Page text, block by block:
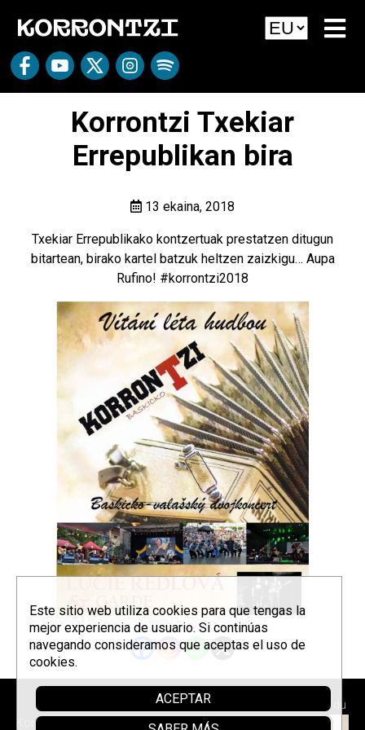
Korrontzi Txekiar
Errepublikan bira
13 ekaina, 2018
Txekiar Errepublikako kontzertuak prestatzen ditugun
bitartean, birako kartel batzuk heltzen zaizkigu… Aupa
Rufino! #korrontzi2018
Korrontzi © 2026 - Tel. (+34) 618
Laguntzen du
Este sitio web utiliza cookies para que tengas la
mejor experiencia de usuario. Si continúas
navegando consideramos que aceptas el uso de
cookies.
ACEPTAR